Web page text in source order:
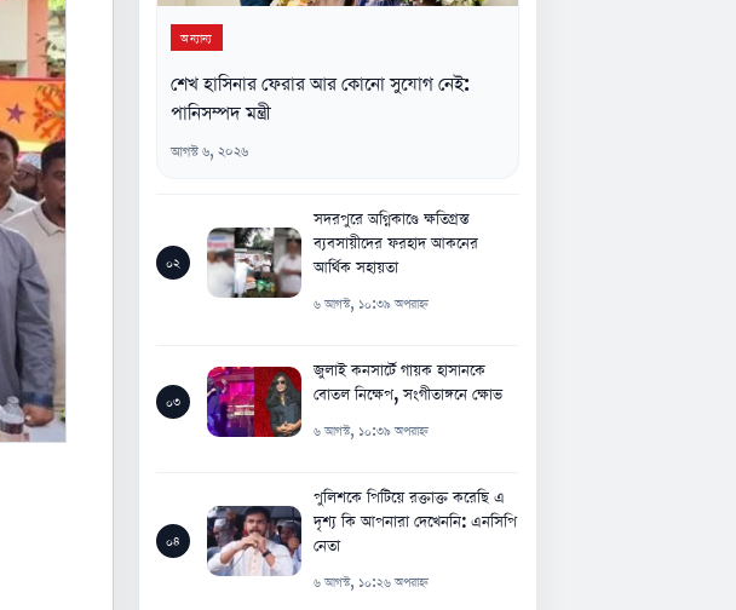
অন্যান্য
শেখ হাসিনার ফেরার আর কোনো সুযোগ নেই:
পানিসম্পদ মন্ত্রী
আগস্ট ৬, ২০২৬
০২
সদরপুরে অগ্নিকাণ্ডে ক্ষতিগ্রস্ত
ব্যবসায়ীদের ফরহাদ আকনের
আর্থিক সহায়তা
৬ আগস্ট, ১০:৩৯ অপরাহ্ন
০৩
জুলাই কনসার্টে গায়ক হাসানকে
বোতল নিক্ষেপ, সংগীতাঙ্গনে ক্ষোভ
৬ আগস্ট, ১০:৩৯ অপরাহ্ন
০৪
পুলিশকে পিটিয়ে রক্তাক্ত করেছি এ
দৃশ্য কি আপনারা দেখেননি: এনসিপি
নেতা
৬ আগস্ট, ১০:২৬ অপরাহ্ন